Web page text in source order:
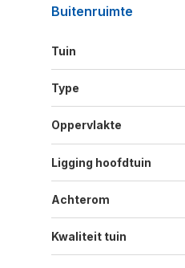
Buitenruimte
Tuin
Type
Oppervlakte
Ligging hoofdtuin
Achterom
Kwaliteit tuin